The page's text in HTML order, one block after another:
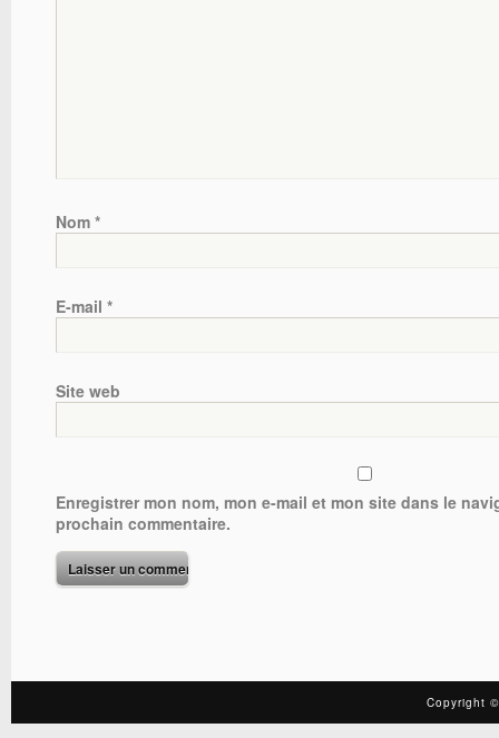
Nom *
E-mail *
Site web
Enregistrer mon nom, mon e-mail et mon site dans le
prochain commentaire.
Copyright